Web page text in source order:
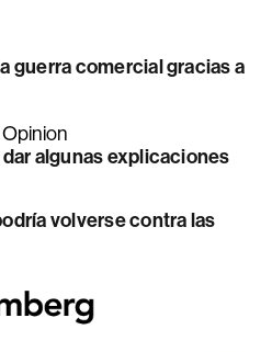
guerra comercial gracias a
algunas explicaciones
volverse contra las